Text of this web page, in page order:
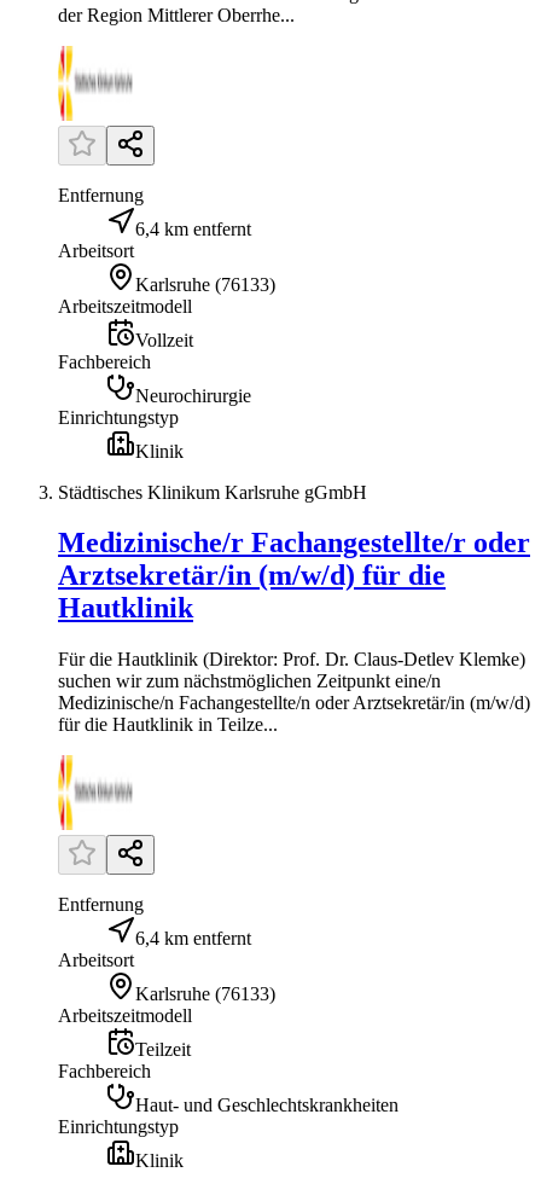
der Region Mittlerer Oberrhe...
Entfernung
6,4 km entfernt
Arbeitsort
Karlsruhe (76133)
Arbeitszeitmodell
Vollzeit
Fachbereich
Neurochirurgie
Einrichtungstyp
Klinik
Städtisches Klinikum Karlsruhe gGmbH
Medizinische/r Fachangestellte/r oder
Arztsekretär/in (m/w/d) für die
Hautklinik
Für die Hautklinik (Direktor: Prof. Dr. Claus-Detlev Klemke)
suchen wir zum nächstmöglichen Zeitpunkt eine/n
Medizinische/n Fachangestellte/n oder Arztsekretär/in (m/w/d)
für die Hautklinik in Teilze...
Entfernung
6,4 km entfernt
Arbeitsort
Karlsruhe (76133)
Arbeitszeitmodell
Teilzeit
Fachbereich
Haut- und Geschlechtskrankheiten
Einrichtungstyp
Klinik